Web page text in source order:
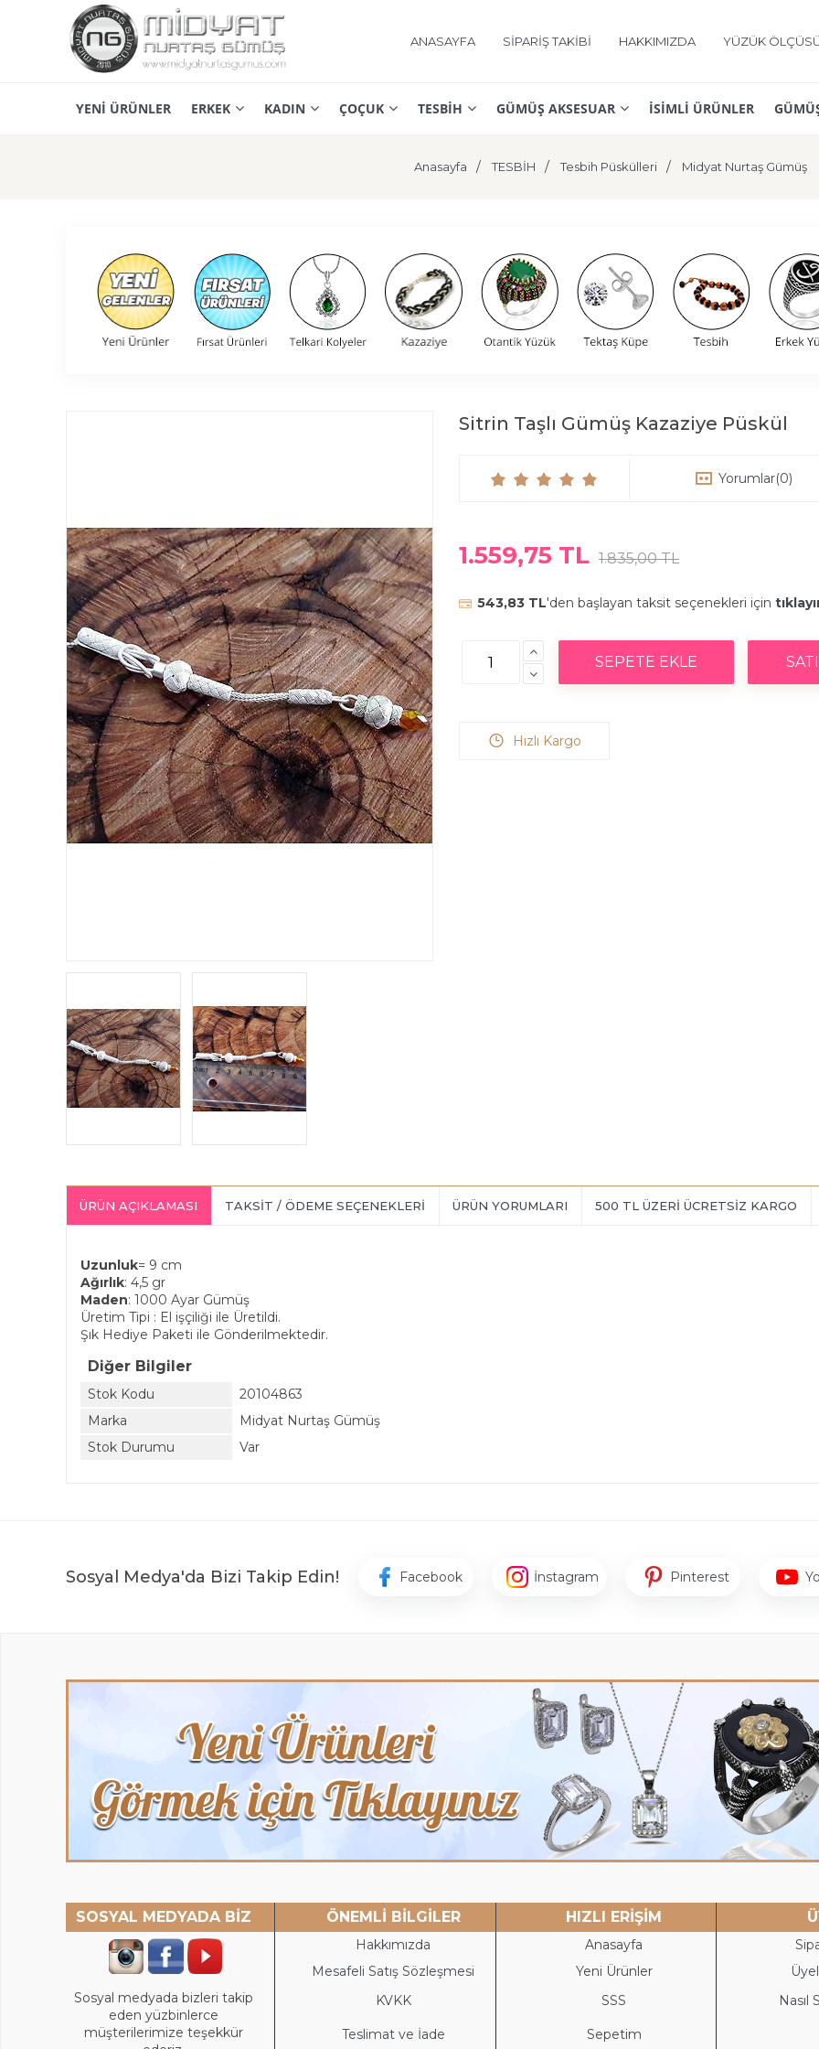
ANASAYFA SİPARİŞ TAKİBİ HAKKIMIZDA YÜZÜK
YENİ ÜRÜNLER ERKEK KADIN ÇOÇUK TESBİH GÜMÜŞ AKSESUAR İSİMLİ ÜRÜNLER
Anasayfa TESBİH Tesbih Püskülleri Midyat Nurtaş Gümüş
Sitrin Taşlı Gümüş Kazaziye Püskül
Yorumlar(0)
1.559,75 TL 1.835,00 TL
543,83 TL'den başlayan taksit seçenekleri için
ÜRÜN AÇIKLAMASI TAKSIT / ÖDEME SEÇENEKLERI ÜRÜN YORUMLARI 500 TL ÜZERİ ÜCRETSİZ KARGO
Uzunluk= 9 cm
Ağırlık: 4,5 gr
Maden: 1000 Ayar Gümüş
Üretim Tipi : El işçiliği ile Üretildi.
Şık Hediye Paketi ile Gönderilmektedir.
Diğer Bilgiler
Stok Kodu
20104863
Marka
Midyat Nurtaş Gümüş
Stok Durumu
Var
Sosyal Medya'da Bizi Takip Edin! Facebook İnstagram Pinterest
SOSYAL MEDYADA BİZ ÖNEMLİ BİLGİLER HIZLI ERİŞİM
Hakkımızda Anasayfa
Mesafeli Satış Sözleşmesi Yeni Ürünler
Sosyal medyada bizleri takip
eden yüzbinlerce
müşterilerimize teşekkür
KVKK SSS Nasıl
Teslimat ve İade Sepetim